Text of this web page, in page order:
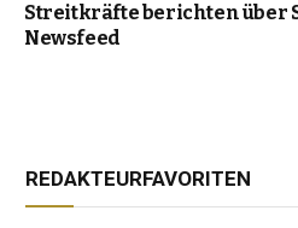
Streitkräfte berichten über
Newsfeed
REDAKTEURFAVORITEN